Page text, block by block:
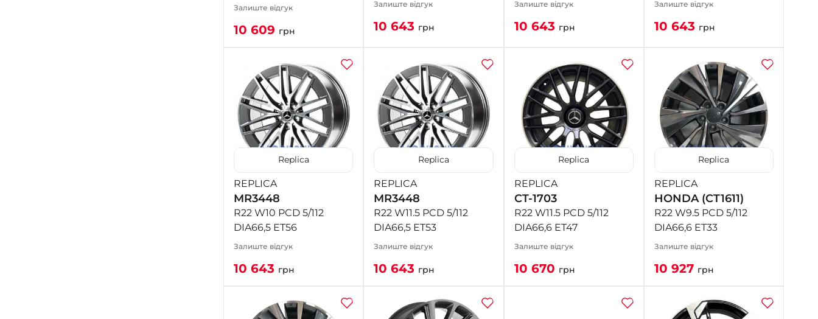
Залиште відгук
10 609 грн
Залиште відгук
10 643 грн
Залиште відгук
10 643 грн
Залиште відгук
10 643 грн
Replica
REPLICA
MR3448
R22 W10 PCD 5/112
DIA66,5 ET56
Залиште відгук
10 643 грн
Replica
REPLICA
MR3448
R22 W11.5 PCD 5/112
DIA66,5 ET53
Залиште відгук
10 643 грн
Replica
REPLICA
CT-1703
R22 W11.5 PCD 5/112
DIA66,6 ET47
Залиште відгук
10 670 грн
Replica
REPLICA
HONDA (CT1611)
R22 W9.5 PCD 5/112
DIA66,6 ET33
Залиште відгук
10 927 грн